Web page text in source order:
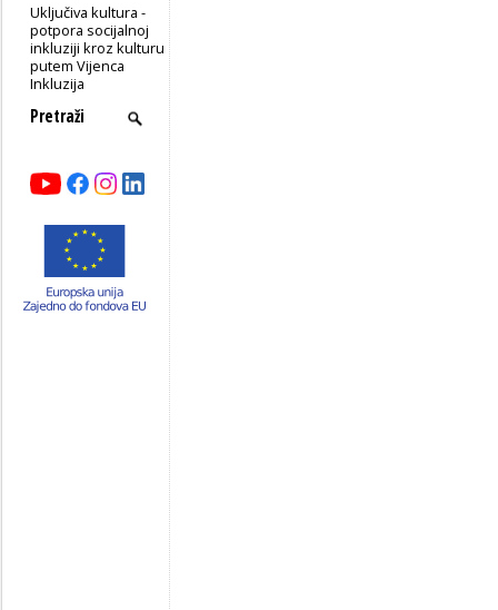
Uključiva kultura -
potpora socijalnoj
inkluziji kroz kulturu
putem Vijenca
Inkluzija